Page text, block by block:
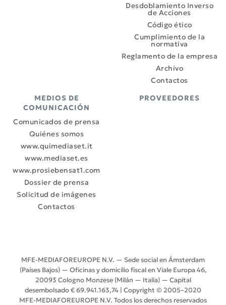
Desdoblamiento Inverso
de Acciones
Código ético
Cumplimiento de la
normativa
Reglamento de la empresa
Archivo
Contactos
MEDIOS DE
COMUNICACIÓN
Comunicados de prensa
Quiénes somos
www.quimediaset.it
www.mediaset.es
www.prosiebensat1.com
Dossier de prensa
Solicitud de imágenes
Contactos
PROVEEDORES
MFE-MEDIAFOREUROPE N.V. — Sede social en Ámsterdam
(Países Bajos) — Oficinas y domicilio fiscal en Viale Europa 46,
20093 Cologno Monzese (Milán — Italia) — Capital
desembolsado € 69.941.163,74 | Copyright © 2005–2020
MFE-MEDIAFOREUROPE N.V. Todos los derechos reservados